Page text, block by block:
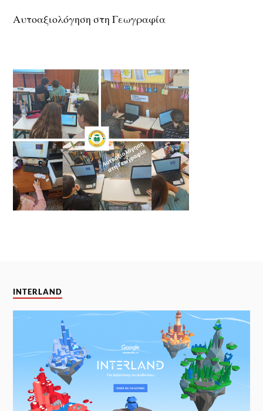
Αυτοαξιολόγηση στη Γεωγραφία
INTERLAND